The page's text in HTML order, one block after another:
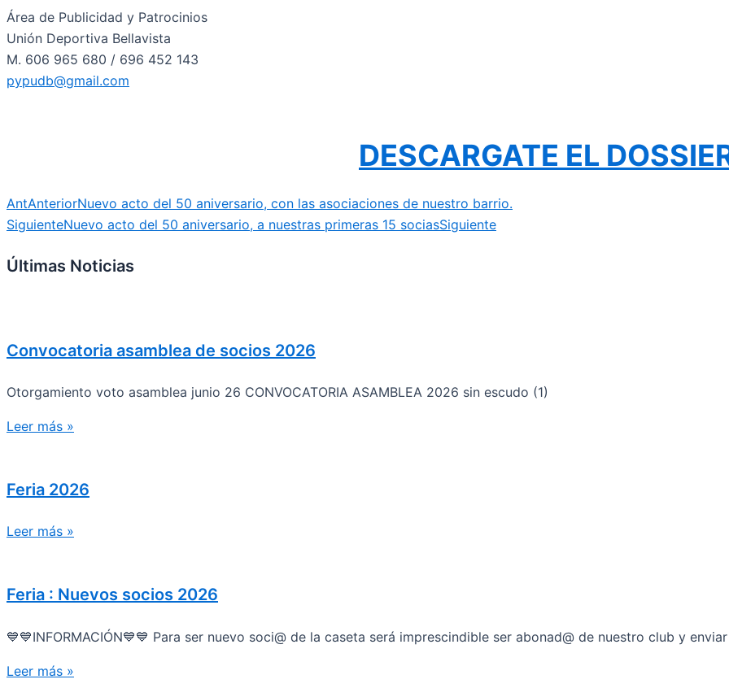
Área de Publicidad y Patrocinios
Unión Deportiva Bellavista
M. 606 965 680 / 696 452 143
pypudb@gmail.com
DESCARGATE EL
AntAnteriorNuevo acto del 50 aniversario, con las asociaciones de nuestro barrio.
SiguienteNuevo acto del 50 aniversario, a nuestras primeras 15 sociasSiguiente
Últimas Noticias
Convocatoria asamblea de socios 2026
Otorgamiento voto asamblea junio 26 CONVOCATORIA ASAMBLEA 2026 sin escudo (1)
Leer más »
Feria 2026
Leer más »
Feria : Nuevos socios 2026
💙💙INFORMACIÓN💙💙 Para ser nuevo soci@ de la caseta será imprescindible ser abonad@ de nuestro club y
Leer más »